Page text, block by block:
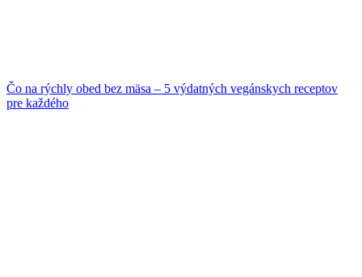
Čo na rýchly obed bez mäsa – 5 výdatných vegánskych receptov
pre každého